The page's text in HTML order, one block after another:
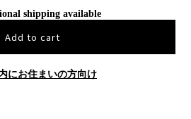
shipping available
Add to cart
にお住まいの方向け